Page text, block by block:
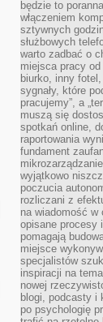
będzie to
włączeniem
sztywnych
służbowych
warto zadbać o
miejsca pracy
biurko, inny
sygnały, które
pracujemy”, a
muszą się
spotkań online,
raportowania
fundament
wyjątkowo
poczucia
rozliczani z
na wiadomość w
opisane procesy
pomagają
miejsce
specjalistów
inspiracji na
nowej
blogi, podcasty i
po psychologię